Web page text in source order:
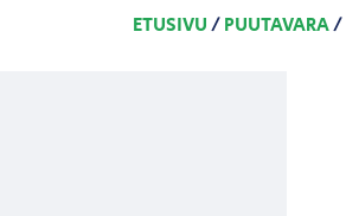
ETUSIVU/PUUTAVARA/